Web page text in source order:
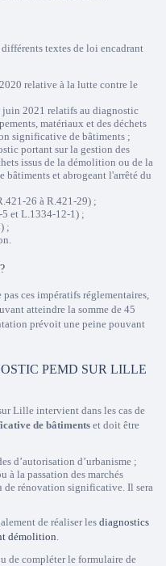
textes de loi encadrant
relative à la lutte contre le
juin 2021 relatifs au diagnostic
matériaux et des déchets
significative de bâtiments ;
portant sur la gestion des
issus de la démolition ou de la
et abrogeant l'arrêté du
26 à R.421-29) ;
et L.1334-12-1) ;
;
ces impératifs réglementaires,
atteindre la somme de 45
prévoit une peine pouvant
PEMD SUR LILLE
Lille intervient dans les cas de
de bâtiments et doit être
d’autorisation d’urbanisme ;
à la passation des marchés
de rénovation significative. Il sera
de réaliser les diagnostics
démolition
de compléter le formulaire de